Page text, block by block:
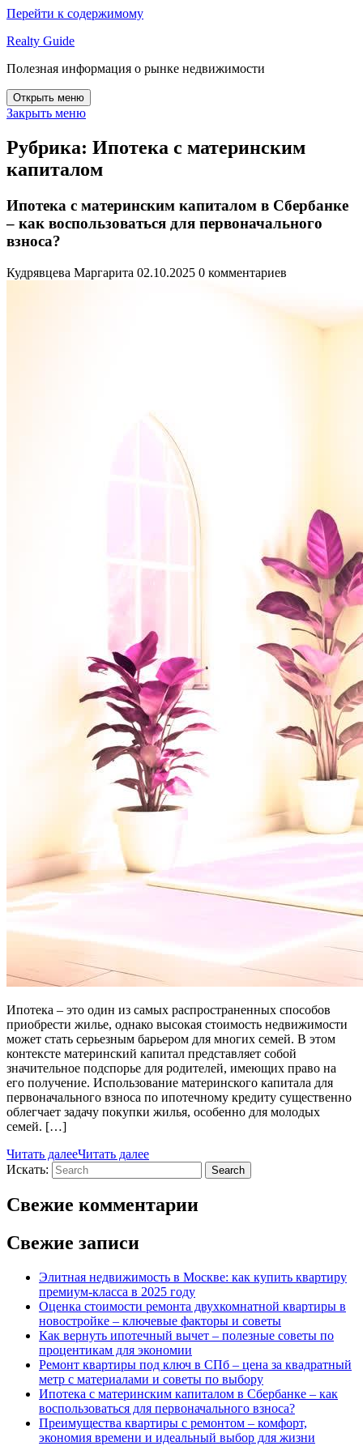
Перейти к содержимому
Realty Guide
Полезная информация о рынке недвижимости
Открыть меню
Закрыть меню
Рубрика: Ипотека с материнским
капиталом
Ипотека с материнским капиталом в Сбербанке
– как воспользоваться для первоначального
взноса?
Кудрявцева Маргарита 02.10.2025 0 комментариев
Ипотека – это один из самых распространенных способов
приобрести жилье, однако высокая стоимость недвижимости
может стать серьезным барьером для многих семей. В этом
контексте материнский капитал представляет собой
значительное подспорье для родителей, имеющих право на
его получение. Использование материнского капитала для
первоначального взноса по ипотечному кредиту существенно
облегчает задачу покупки жилья, особенно для молодых
семей. […]
Читать далееЧитать далее
Искать:
Search
Свежие комментарии
Свежие записи
Элитная недвижимость в Москве: как купить квартиру
премиум-класса в 2025 году
Оценка стоимости ремонта двухкомнатной квартиры в
новостройке – ключевые факторы и советы
Как вернуть ипотечный вычет – полезные советы по
процентикам для экономии
Ремонт квартиры под ключ в СПб – цена за квадратный
метр с материалами и советы по выбору
Ипотека с материнским капиталом в Сбербанке – как
воспользоваться для первоначального взноса?
Преимущества квартиры с ремонтом – комфорт,
экономия времени и идеальный выбор для жизни